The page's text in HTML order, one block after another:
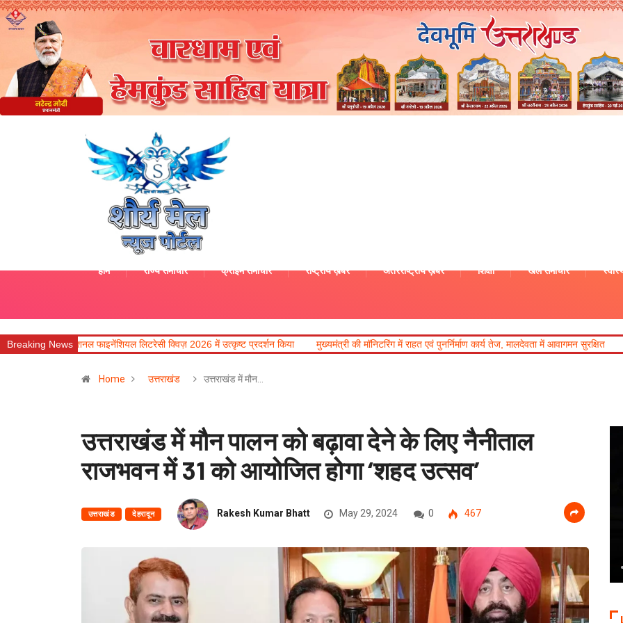
होम राज्य समाचार क्राइम समाचार राष्ट्रीय ख़बरें अंतरराष्ट्रीय ख़बरें शिक्षा खेल समाचार
Breaking Newsलिटरेसी क्विज़ 2026 में उत्कृष्ट प्रदर्शन किया मुख्यमंत्री की मॉनिटरिंग में राहत एवं पुनर्निर्माण कार्य तेज, मालदेवता में आवागमन सुरक्षित दिल्ली-देहरादून आर्थिक
Home उत्तराखंड उत्तराखंड में मौन…
उत्तराखंड में मौन पालन को बढ़ावा देने के लिए नैनीताल
राजभवन में 31 को आयोजित होगा ‘शहद उत्सव’
उत्तराखंड देहरादून Rakesh Kumar Bhatt May 29, 2024 0 467